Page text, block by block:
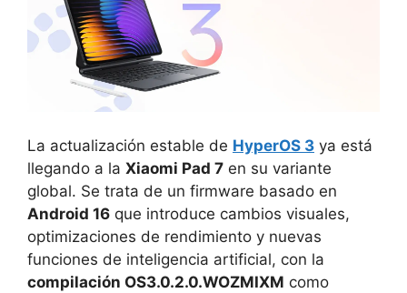
La actualización estable de HyperOS 3 ya está
llegando a la Xiaomi Pad 7 en su variante
global. Se trata de un firmware basado en
Android 16 que introduce cambios visuales,
optimizaciones de rendimiento y nuevas
funciones de inteligencia artificial, con la
compilación OS3.0.2.0.WOZMIXM como